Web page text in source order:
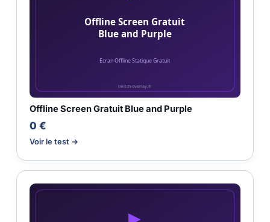
Offline Screen Gratuit Blue and Purple
0 €
Voir le test →